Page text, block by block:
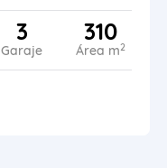
3
Garaje
310
Área m2